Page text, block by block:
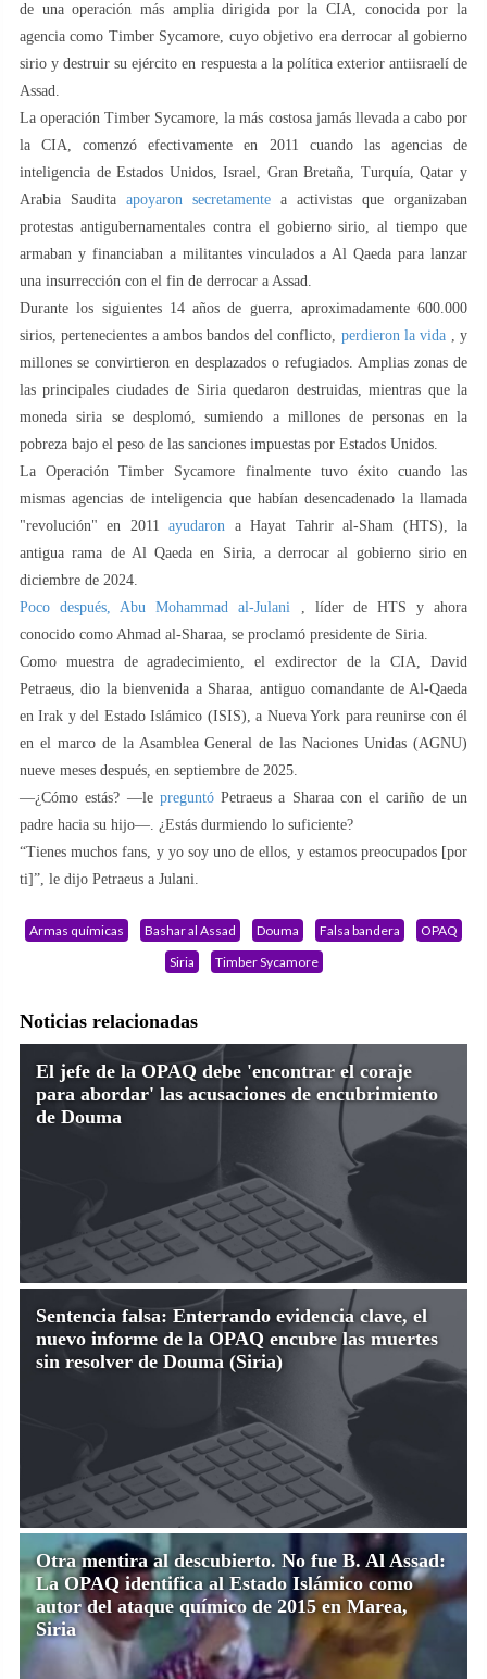
de una operación más amplia dirigida por la CIA, conocida por la
agencia como Timber Sycamore, cuyo objetivo era derrocar al gobierno
sirio y destruir su ejército en respuesta a la política exterior antiisraelí de
Assad.
La operación Timber Sycamore, la más costosa jamás llevada a cabo por
la CIA, comenzó efectivamente en 2011 cuando las agencias de
inteligencia de Estados Unidos, Israel, Gran Bretaña, Turquía, Qatar y
Arabia Saudita apoyaron secretamente a activistas que organizaban
protestas antigubernamentales contra el gobierno sirio, al tiempo que
armaban y financiaban a militantes vinculados a Al Qaeda para lanzar
una insurrección con el fin de derrocar a Assad.
Durante los siguientes 14 años de guerra, aproximadamente 600.000
sirios, pertenecientes a ambos bandos del conflicto, perdieron la vida , y
millones se convirtieron en desplazados o refugiados. Amplias zonas de
las principales ciudades de Siria quedaron destruidas, mientras que la
moneda siria se desplomó, sumiendo a millones de personas en la
pobreza bajo el peso de las sanciones impuestas por Estados Unidos.
La Operación Timber Sycamore finalmente tuvo éxito cuando las
mismas agencias de inteligencia que habían desencadenado la llamada
"revolución" en 2011ayudaron a Hayat Tahrir al-Sham (HTS), la
antigua rama de Al Qaeda en Siria, a derrocar al gobierno sirio en
diciembre de 2024.
Poco después, Abu Mohammad al-Julani , líder de HTS y ahora
conocido como Ahmad al-Sharaa, se proclamó presidente de Siria.
Como muestra de agradecimiento, el exdirector de la CIA, David
Petraeus, dio la bienvenida a Sharaa, antiguo comandante de Al-Qaeda
en Irak y del Estado Islámico (ISIS), a Nueva York para reunirse con él
en el marco de la Asamblea General de las Naciones Unidas (AGNU)
nueve meses después, en septiembre de 2025.
—¿Cómo estás? —le preguntóPetraeus a Sharaa con el cariño de un
padre hacia su hijo—. ¿Estás durmiendo lo suficiente?
“Tienes muchos fans, y yo soy uno de ellos, y estamos preocupados [por
ti]”, le dijo Petraeus a Julani.
Armas químicas Bashar al Assad Douma Falsa bandera
OPAQ
Siria
Timber Sycamore
Noticias relacionadas
El jefe de la OPAQ debe 'encontrar el coraje
para abordar' las acusaciones de encubrimiento
de Douma
Sentencia falsa: Enterrando evidencia clave, el
nuevo informe de la OPAQ encubre las muertes
sin resolver de Douma (Siria)
Otra mentira al descubierto. No fue B. Al Assad:
La OPAQ identifica al Estado Islámico como
autor del ataque químico de 2015 en Marea,
Siria